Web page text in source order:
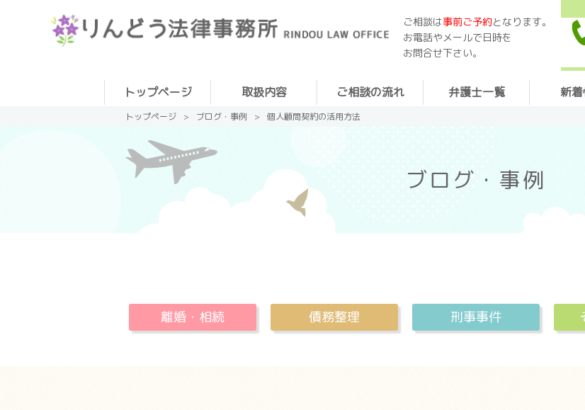
ご相談は事前ご予約となります。
お電話やメールで日時を
お問合せ下さい。
トップページ
取扱内容
離婚・相続
債務整理
刑事事件
その他ご相談
ご相談の流れ 弁護士一覧 新
トップページ ブログ・事例 個人顧問契約の活用方法
ブログ・事例
離婚・相続 債務整理 刑事事件